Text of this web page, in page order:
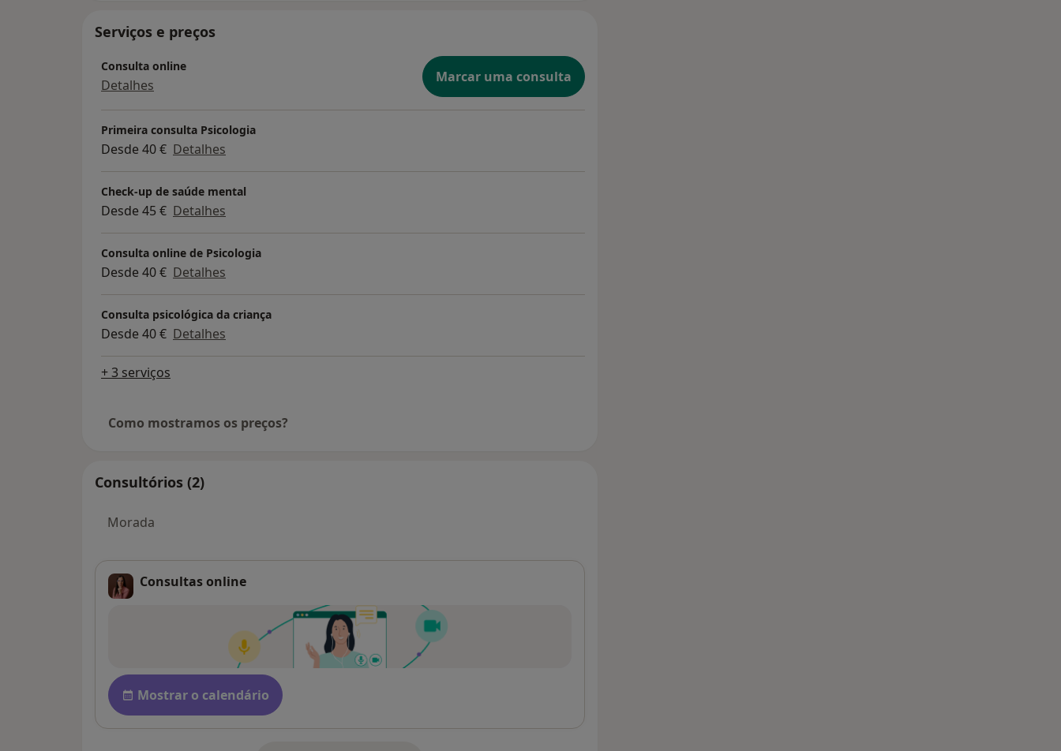
Serviços e preços
Consulta online
Detalhes Marcar uma consulta
Primeira consulta Psicologia
Desde 40 € Detalhes
Check-up de saúde mental
Desde 45 € Detalhes
Consulta online de Psicologia
Desde 40 € Detalhes
Consulta psicológica da criança
Desde 40 € Detalhes
+ 3 serviços
Como mostramos os preços?
Consultórios (2)
Morada
Consultas online
Disponibilidade
Mostrar o calendário